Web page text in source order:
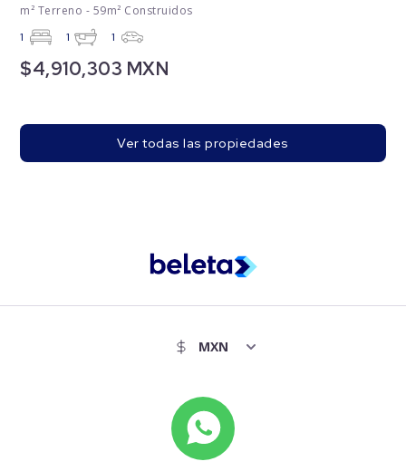
m² Terreno - 59m² Construidos
1 1 1
$4,910,303 MXN
Ver todas las propiedades